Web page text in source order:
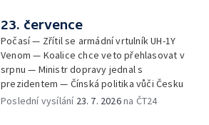
23. července
Počasí — Zřítil se armádní vrtulník UH-1Y
Venom — Koalice chce veto přehlasovat v
srpnu — Ministr dopravy jednal s
prezidentem — Čínská politika vůči Česku
Poslední vysílání 23. 7. 2026na ČT24